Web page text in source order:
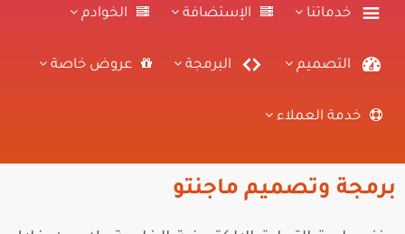
خدماتنا الإستضافة الخوادم
التصميم البرمجة عروض خاصة
خدمة العملاء
برمجة وتصميم ماجنتو